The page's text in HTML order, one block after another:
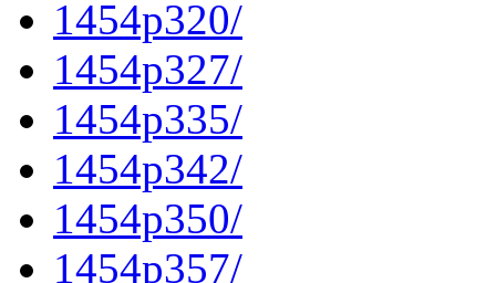
1454p320/
1454p327/
1454p335/
1454p342/
1454p350/
1454p357/